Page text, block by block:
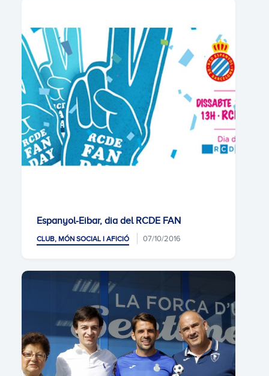
Espanyol-Eibar, dia del RCDE FAN
CLUB, MÓN SOCIAL I AFICIÓ 07/10/2016